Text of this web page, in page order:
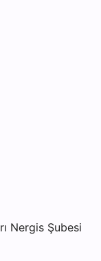
Nergis Şubesi